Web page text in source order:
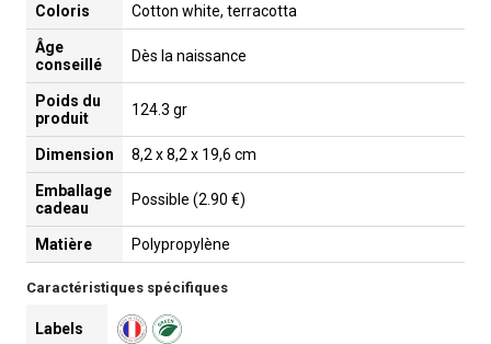
Coloris Cotton white, terracotta
Âge
conseillé
Dès la naissance
Poids du
produit
124.3 gr
Dimension 8,2 x 8,2 x 19,6 cm
Emballage
cadeau
Possible (2.90 €)
Matière Polypropylène
Caractéristiques spécifiques
Labels